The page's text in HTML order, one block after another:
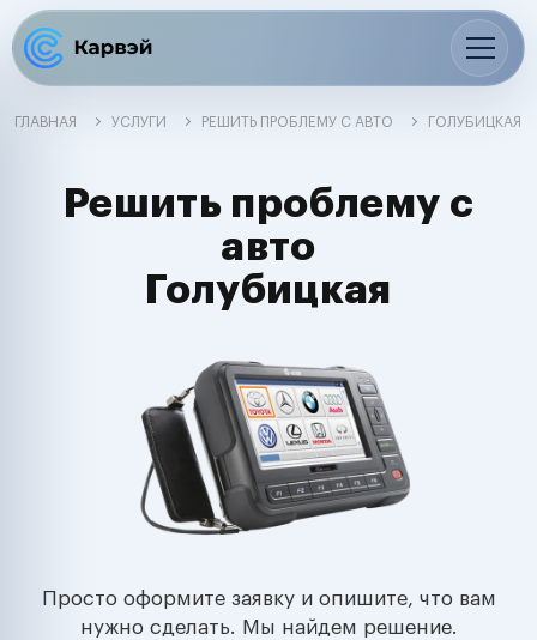
ГЛАВНАЯ УСЛУГИ РЕШИТЬ ПРОБЛЕМУ С АВТО ГОЛУБИЦКАЯ
Решить проблему с
авто
Голубицкая
Просто оформите заявку и опишите, что вам
нужно сделать. Мы найдем решение.